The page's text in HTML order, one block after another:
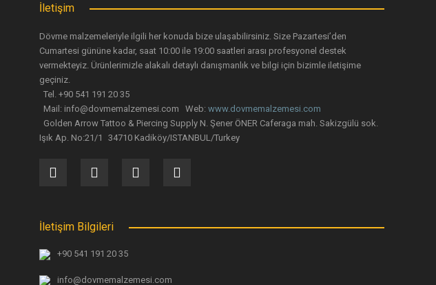
İletişim
Dövme malzemeleriyle ilgili her konuda bize ulaşabilirsiniz. Size Pazartesi’den
Cumartesi gününe kadar, saat 10:00 ile 19:00 saatleri arası profesyonel destek
vermekteyiz. Ürünlerimizle alakalı detaylı danışmanlık ve bilgi için bizimle iletişime
geçiniz.
Tel. +90 541 191 20 35
Mail: info@dovmemalzemesi.com Web: www.dovmemalzemesi.com
Golden Arrow Tattoo & Piercing Supply N. Şener ÖNER Caferaga mah. Sakizgülü sok.
Işık Ap. No:21/1 34710 Kadiköy/ISTANBUL/Turkey
İletişim Bilgileri
+90 541 191 20 35
info@dovmemalzemesi.com